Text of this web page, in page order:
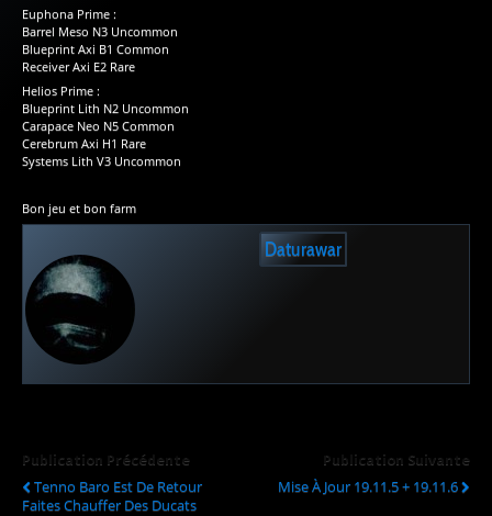
Euphona Prime :
Barrel Meso N3 Uncommon
Blueprint Axi B1 Common
Receiver Axi E2 Rare
Helios Prime :
Blueprint Lith N2 Uncommon
Carapace Neo N5 Common
Cerebrum Axi H1 Rare
Systems Lith V3 Uncommon
Bon jeu et bon farm
Daturawar
Publication Précédente
Tenno Baro Est De Retour
Faites Chauffer Des Ducats
Publication Suivante
Mise À Jour 19.11.5 + 19.11.6